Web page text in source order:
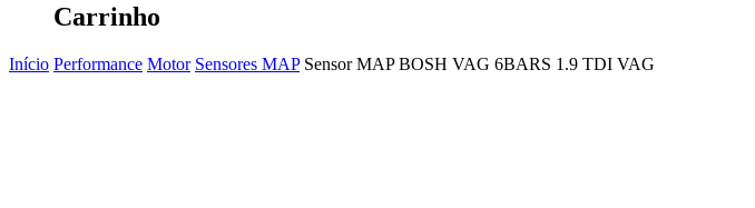
Carrinho
Início Performance Motor Sensores MAP Sensor MAP BOSH VAG 6BARS 1.9 TDI VAG